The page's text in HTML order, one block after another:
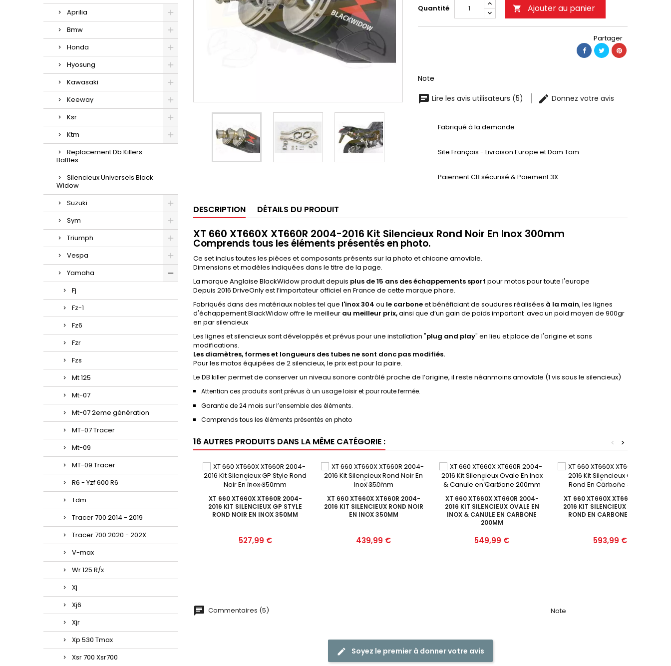
Aprilia
Bmw
Honda
Hyosung
Kawasaki
Keeway
Ksr
Ktm
Replacement Db Killers
Baffles
Silencieux Universels Black
Widow
Suzuki
Sym
Triumph
Vespa
Yamaha
Fj
Fz-1
Fz6
Fzr
Fzs
Mt 125
Mt-07
Mt-07 2eme génération
MT-07 Tracer
Mt-09
MT-09 Tracer
R6 - Yzf 600 R6
Tdm
Tracer 700 2014 - 2019
Tracer 700 2020 - 202X
V-max
Wr 125 R/x
Xj
Xj6
Xjr
Xp 530 Tmax
Xsr 700 Xsr700
Quantité  Ajouter au panier
Partager
Note
Lire les avis utilisateurs (5)
Donnez votre avis
Fabriqué à la demande
Site Français - Livraison Europe et Dom Tom
Paiement CB sécurisé & Paiement 3X
DESCRIPTION DÉTAILS DU PRODUIT
XT 660 XT660X XT660R 2004-2016 Kit Silencieux Rond Noir En Inox 300mm
Comprends tous les éléments présentés en photo.
Ce set inclus toutes les pièces et composants présents sur la photo et chicane amovible.
Dimensions et modèles indiquées dans le titre de la page.
La marque Anglaise BlackWidow produit depuis plus de 15 ans des échappements sport pour motos pour toute l'europe
Depuis 2016 DriveOnly est l’importateur officiel en France de cette marque phare.
Fabriqués dans des matériaux nobles tel que l'inox 304 ou le carboneet bénéficiant de soudures réalisées à la main, les lignes
d'échappement BlackWidow offre le meilleur au meilleur prix,ainsi que d’un gain de poids important avec un poid moyen de 900gr
en par silencieux
Les lignes et silencieux sont développés et prévus pour une installation "plug and play" en lieu et place de l'origine et sans
modifications.
Les diamètres, formes et longueurs des tubes ne sont donc pas modifiés.
Pour les motos équipées de 2 silencieux, le prix est pour la paire.
Le DB killer permet de conserver un niveau sonore contrôlé proche de l’origine, il reste néanmoins amovible (1 vis sous le silencieux)
Attention ces produits sont prévus à un usage loisir et pour route fermée.
Garantie de 24 mois sur l’ensemble des éléments.
Comprends tous les éléments présentés en photo
16 AUTRES PRODUITS DANS LA MÊME CATÉGORIE : >
<
XT 660 XT660X XT660R 2004-
2016 KIT SILENCIEUX GP STYLE
ROND NOIR EN INOX 350MM
Prix
527,99 €
XT 660 XT660X XT660R 2004-
2016 KIT SILENCIEUX ROND NOIR
EN INOX 350MM
Prix
439,99 €
XT 660 XT660X XT660R 2004-
2016 KIT SILENCIEUX OVALE EN
INOX & CANULE EN CARBONE
200MM
Prix
549,99 €
XT 660 XT660X XT660R 2004-
2016 KIT SILENCIEUX GP STYLE
ROND EN CARBONE 350MM
Prix
593,99 €
Commentaires (5) Note
Soyez le premier à donner votre avis